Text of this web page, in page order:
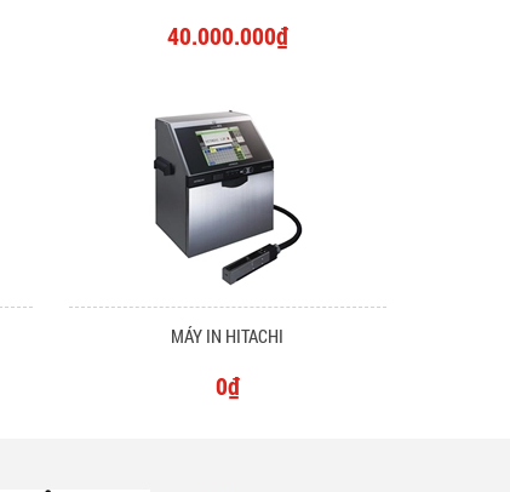
40.000.000₫
MÁY IN HITACHI
0₫